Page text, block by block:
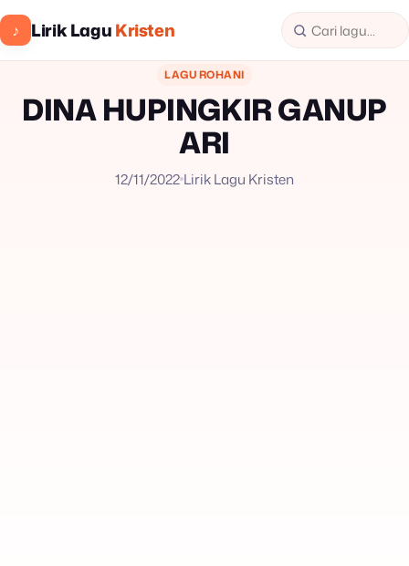
♪ Lirik LaguKristen
LAGU ROHANI
DINA HUPINGKIR GANUP
ARI
12/11/2022 Lirik Lagu Kristen